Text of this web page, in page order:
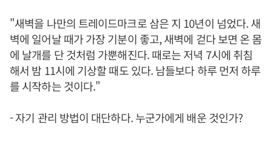
"새벽을 나만의 트레이드마크로 삼은 지 10년이 넘었다. 새
벽에 일어날 때가 가장 기분이 좋고, 새벽에 걷다 보면 온 몸
에 날개를 단 것처럼 가뿐해진다. 때로는 저녁 7시에 취침
해서 밤 11시에 기상할 때도 있다. 남들보다 하루 먼저 하루
를 시작하는 것이다."
- 자기 관리 방법이 대단하다. 누군가에게 배운 것인가?